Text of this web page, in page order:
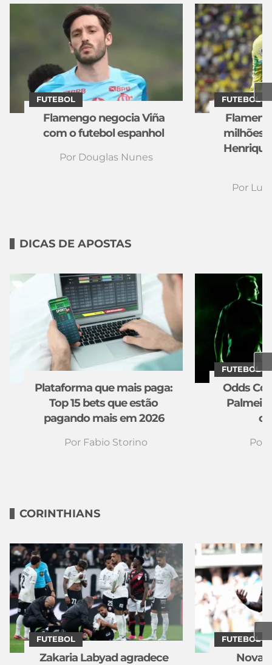
Flamengo negocia Viña
com o futebol espanhol
Por Douglas Nunes
FUTEBOL
milhões
Por
FUTEBOL
DICAS DE APOSTAS
Plataforma que mais paga:
Top 15 bets que estão
pagando mais em 2026
Por Fabio Storino
Odds
Por
FUTEBOL
CORINTHIANS
Zakaria Labyad agradece
FUTEBOL
Novas
FUTEBOL